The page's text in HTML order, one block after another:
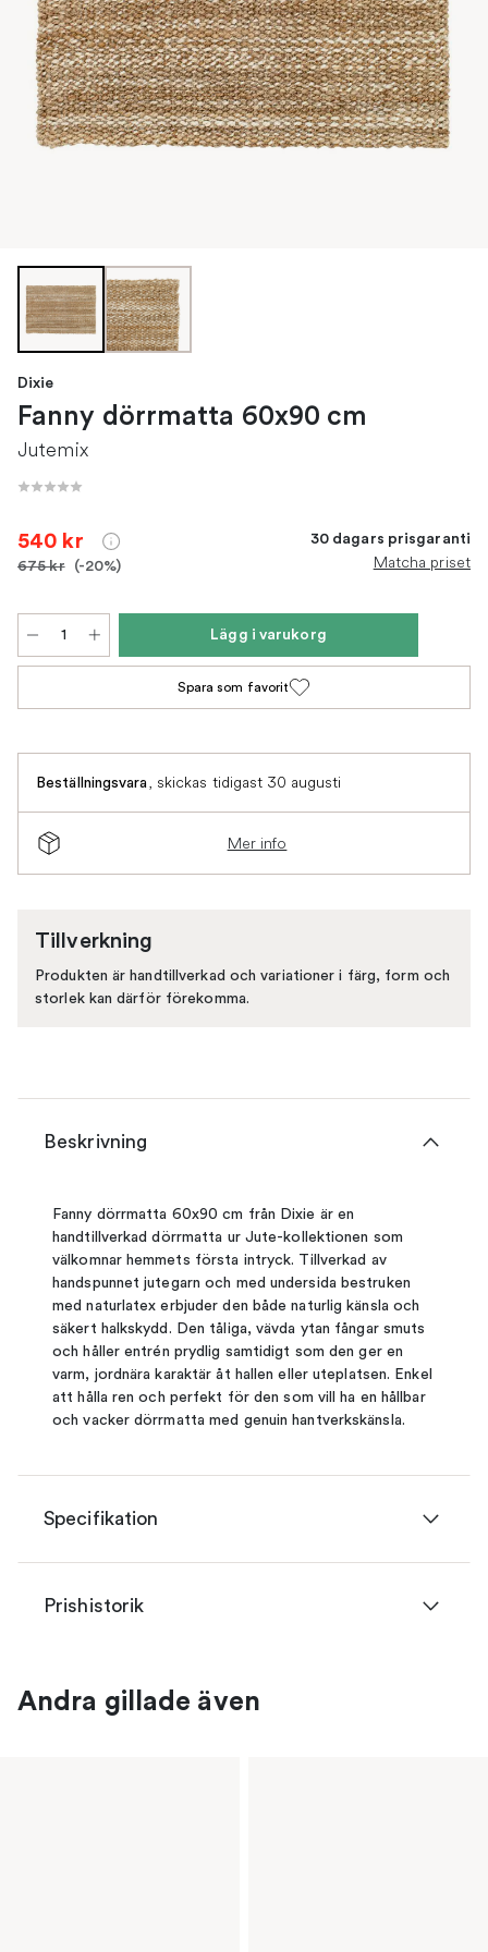
Dixie
Fanny dörrmatta 60x90 cm
Jutemix
540 kr
675 kr (-20%)
30 dagars prisgaranti
Matcha priset
Lägg i varukorg
Spara som favorit
Beställningsvara, skickas tidigast 30 augusti
Mer info
Tillverkning
Produkten är handtillverkad och variationer i färg, form och
storlek kan därför förekomma.
Beskrivning
Fanny dörrmatta 60x90 cm från Dixie är en
handtillverkad dörrmatta ur Jute-kollektionen som
välkomnar hemmets första intryck. Tillverkad av
handspunnet jutegarn och med undersida bestruken
med naturlatex erbjuder den både naturlig känsla och
säkert halkskydd. Den tåliga, vävda ytan fångar smuts
och håller entrén prydlig samtidigt som den ger en
varm, jordnära karaktär åt hallen eller uteplatsen. Enkel
att hålla ren och perfekt för den som vill ha en hållbar
och vacker dörrmatta med genuin hantverkskänsla.
Specifikation
Prishistorik
Andra gillade även